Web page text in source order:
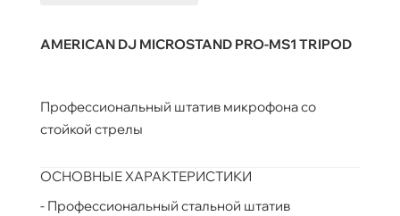
AMERICAN DJ MICROSTAND PRO-MS1 TRIPOD
Профессиональный штатив микрофона со
стойкой стрелы
ОСНОВНЫЕ ХАРАКТЕРИСТИКИ
- Профессиональный стальной штатив